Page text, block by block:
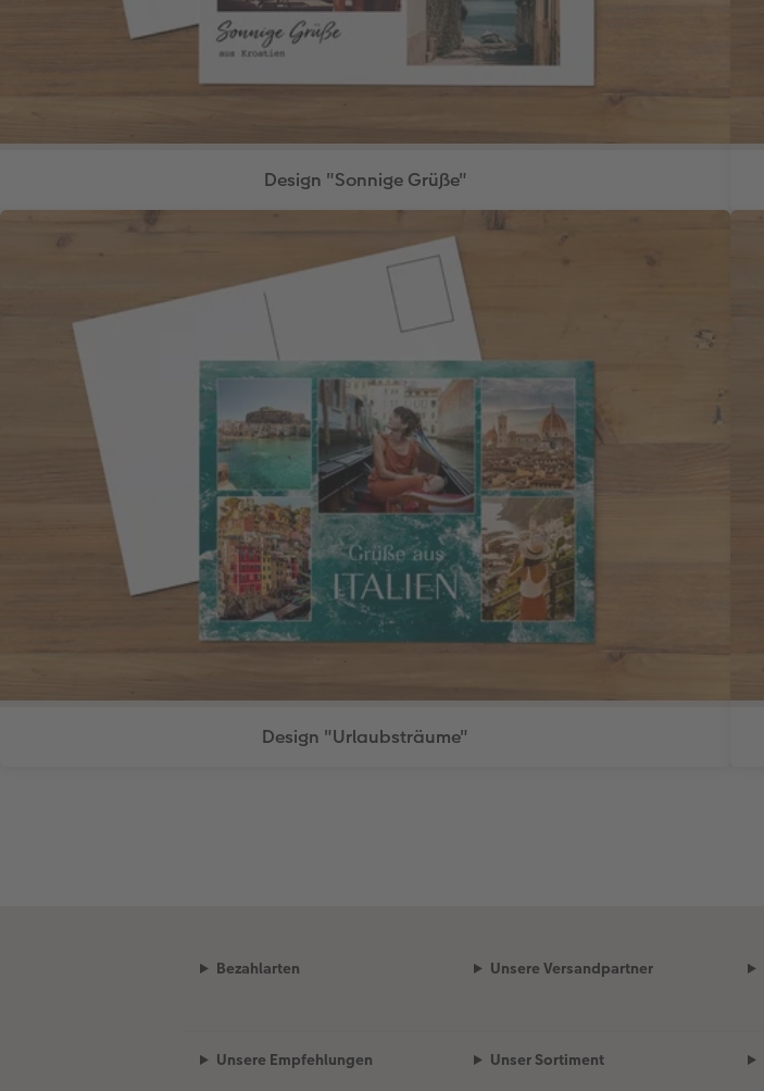
Design "Sonnige Grüße"
Design "Urlaubsträume"
Bezahlarten Unsere Versandpartner
Unsere Empfehlungen Unser Sortiment